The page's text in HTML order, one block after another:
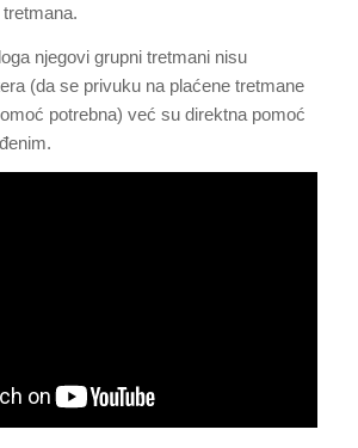
njegovi grupni tretmani nisu
(da se privuku na plaćene tretmane
potrebna) već su direktna pomoć